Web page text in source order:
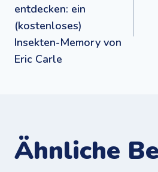
entdecken: ein
(kostenloses)
Insekten-Memory von
Eric Carle
Ähnliche